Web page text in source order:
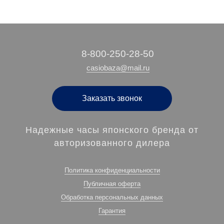
‭8-800-250-28-50
casiobaza@mail.ru
Заказать звонок
Надежные часы японского бренда от
авторизованного дилера
Политика конфиденциальности
Публичная оферта
Обработка персональных данных
Гарантия